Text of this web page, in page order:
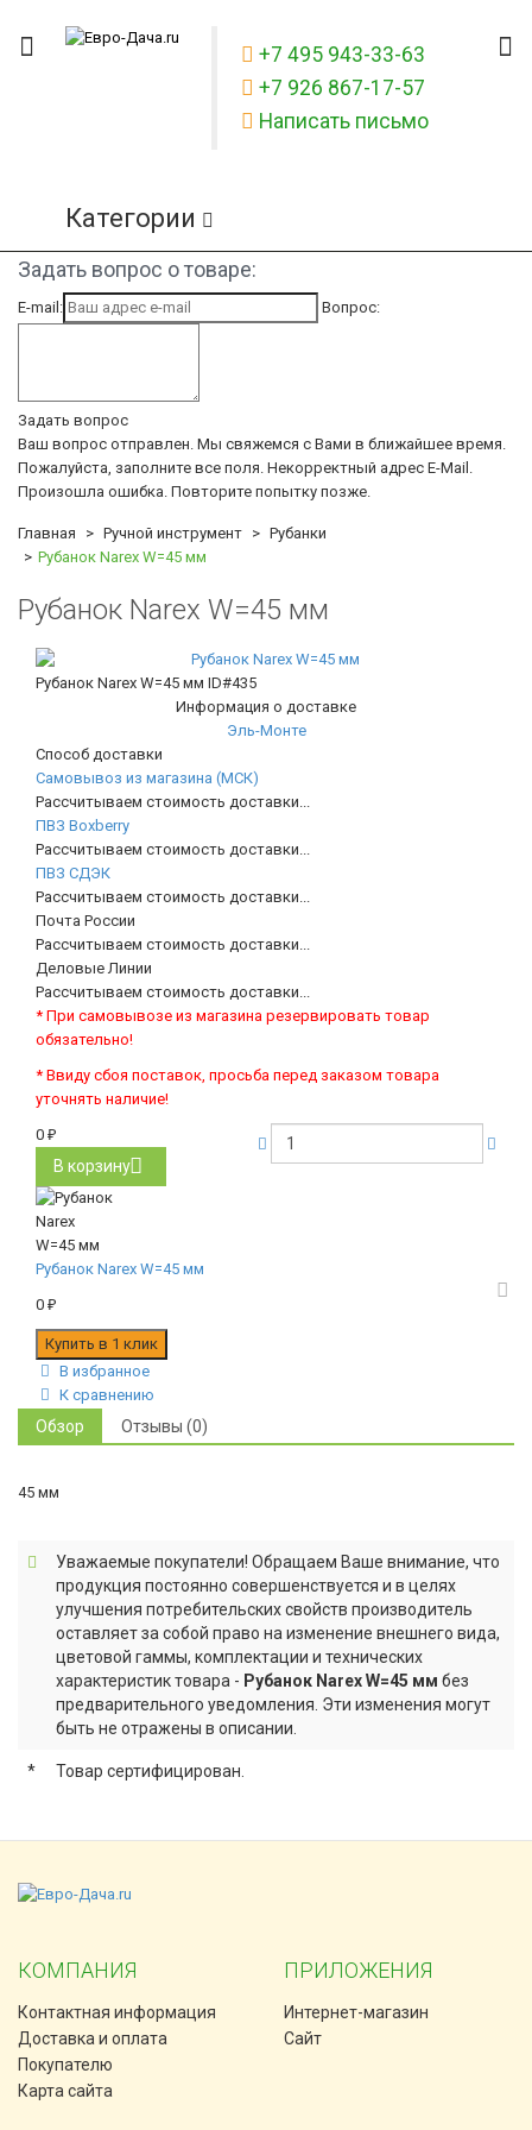
+7 495 943-33-63
+7 926 867-17-57
Написать письмо
Категории
Задать вопрос о товаре:
E-mail: Вопрос:
Задать вопрос
Ваш вопрос отправлен. Мы свяжемся с Вами в ближайшее время.
Пожалуйста, заполните все поля. Некорректный адрес E-Mail.
Произошла ошибка. Повторите попытку позже.
Главная Ручной инструмент
Рубанки
Рубанок Narex W=45 мм
Рубанок Narex W=45 мм
Рубанок Narex W=45 мм ID#435
Информация о доставке
Эль-Монте
Способ доставки
Самовывоз из магазина (МСК)
Рассчитываем стоимость доставки...
ПВЗ Boxberry
Рассчитываем стоимость доставки...
ПВЗ СДЭК
Рассчитываем стоимость доставки...
Почта России
Рассчитываем стоимость доставки...
Деловые Линии
Рассчитываем стоимость доставки...
* При самовывозе из магазина резервировать товар
обязательно!
* Ввиду сбоя поставок, просьба перед заказом товара
уточнять наличие!
0 ₽
В корзину
Рубанок Narex W=45 мм
0 ₽
В избранное
К сравнению
Обзор Отзывы (0)
45 мм
Уважаемые покупатели! Обращаем Ваше внимание, что
продукция постоянно совершенствуется и в целях
улучшения потребительских свойств производитель
оставляет за собой право на изменение внешнего вида,
цветовой гаммы, комплектации и технических
характеристик товара - Рубанок Narex W=45 мм без
предварительного уведомления. Эти изменения могут
быть не отражены в описании.
* Товар сертифицирован.
КОМПАНИЯ
Контактная информация
Доставка и оплата
Покупателю
Карта сайта
ПРИЛОЖЕНИЯ
Интернет-магазин
Сайт